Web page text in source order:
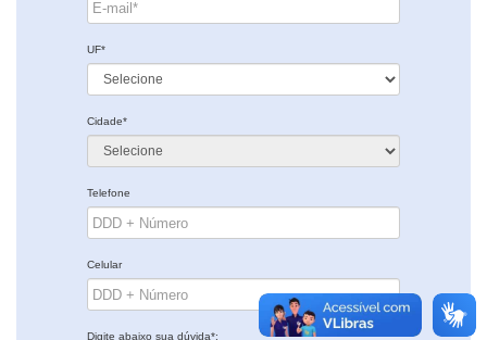
UF*
Cidade*
Telefone
Celular
Digite abaixo sua dúvida*: